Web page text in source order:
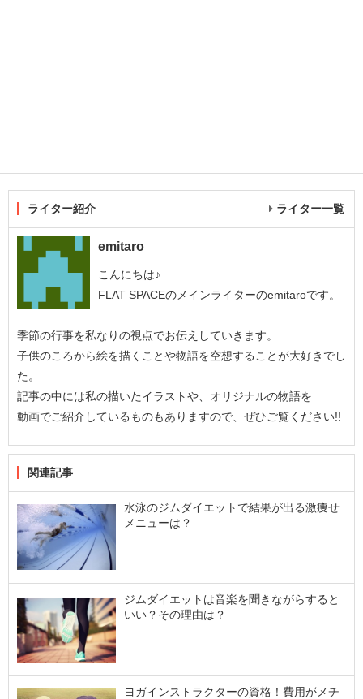
ライター紹介 ライター一覧
emitaro
こんにちは♪
FLAT SPACEのメインライターのemitaroです。
季節の行事を私なりの視点でお伝えしていきます。
子供のころから絵を描くことや物語を空想することが大好きでし
た。
記事の中には私の描いたイラストや、オリジナルの物語を
動画でご紹介しているものもありますので、ぜひご覧ください!!
関連記事
水泳のジムダイエットで結果が出る激痩せ
メニューは？
ジムダイエットは音楽を聞きながらすると
いい？その理由は？
ヨガインストラクターの資格！費用がメチ